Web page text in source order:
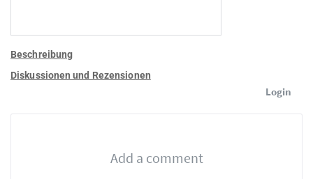
Beschreibung
Diskussionen und Rezensionen
Login